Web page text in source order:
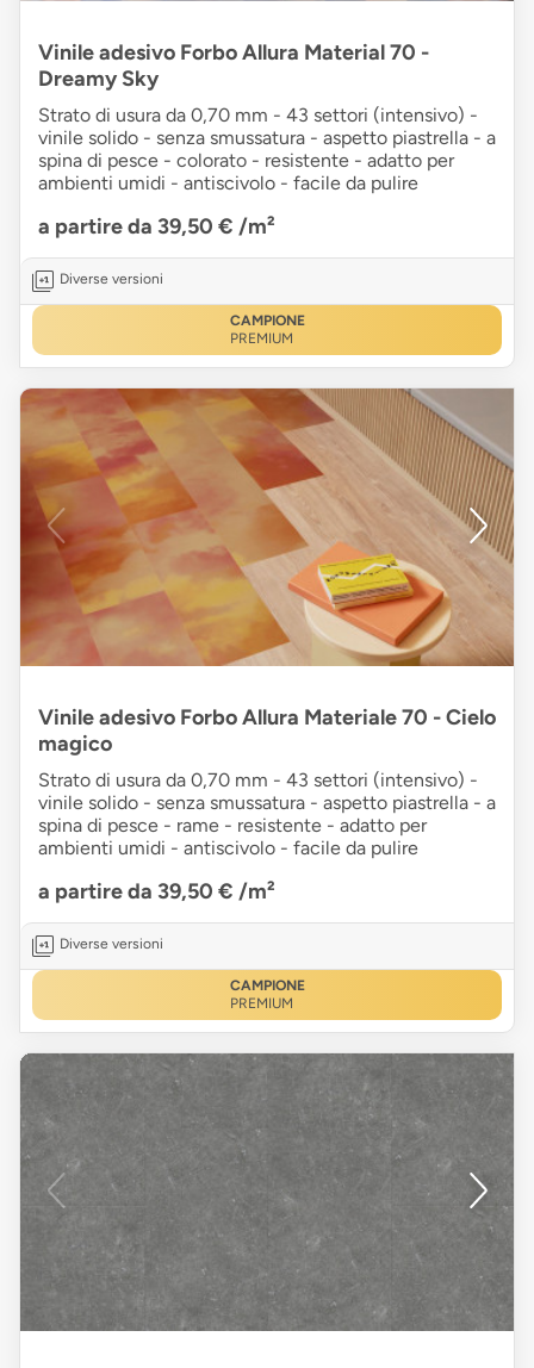
Vinile adesivo Forbo Allura Material 70 -
Dreamy Sky
Strato di usura da 0,70 mm - 43 settori (intensivo) -
vinile solido - senza smussatura - aspetto piastrella - a
spina di pesce - colorato - resistente - adatto per
ambienti umidi - antiscivolo - facile da pulire
a partire da 39,50 € /m²
Diverse versioni
CAMPIONE
PREMIUM
Vinile adesivo Forbo Allura Materiale 70 - Cielo
magico
Strato di usura da 0,70 mm - 43 settori (intensivo) -
vinile solido - senza smussatura - aspetto piastrella - a
spina di pesce - rame - resistente - adatto per
ambienti umidi - antiscivolo - facile da pulire
a partire da 39,50 € /m²
Diverse versioni
CAMPIONE
PREMIUM